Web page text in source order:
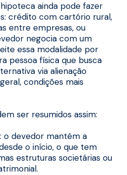
ainda pode fazer
crédito com cartório rural,
entre empresas, ou
negocia com um
essa modalidade por
pessoa física que busca
via alienação
condições mais
ser resumidos assim:
o devedor mantém a
o início, o que tem
estruturas societárias ou